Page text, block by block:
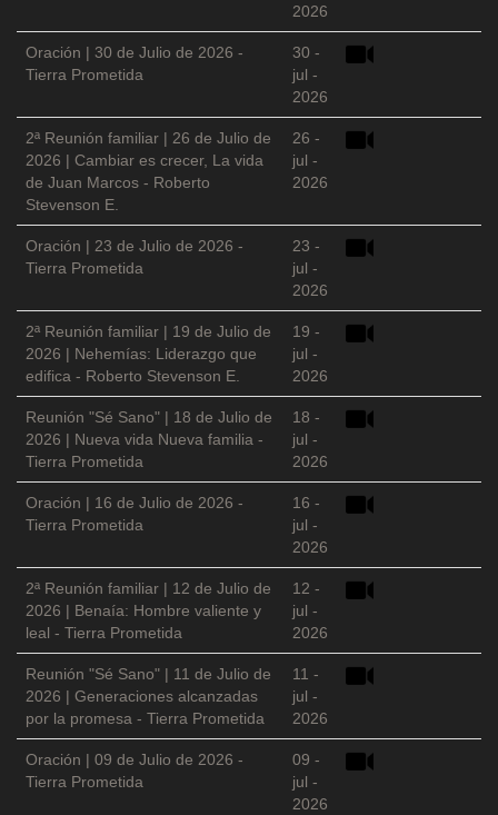
2026
Oración | 30 de Julio de 2026 -
Tierra Prometida
30 -
jul -
2026
2ª Reunión familiar | 26 de Julio de
2026 | Cambiar es crecer, La vida
de Juan Marcos - Roberto
Stevenson E.
26 -
jul -
2026
Oración | 23 de Julio de 2026 -
Tierra Prometida
23 -
jul -
2026
2ª Reunión familiar | 19 de Julio de
2026 | Nehemías: Liderazgo que
edifica - Roberto Stevenson E.
19 -
jul -
2026
Reunión "Sé Sano" | 18 de Julio de
2026 | Nueva vida Nueva familia -
Tierra Prometida
18 -
jul -
2026
Oración | 16 de Julio de 2026 -
Tierra Prometida
16 -
jul -
2026
2ª Reunión familiar | 12 de Julio de
2026 | Benaía: Hombre valiente y
leal - Tierra Prometida
12 -
jul -
2026
Reunión "Sé Sano" | 11 de Julio de
2026 | Generaciones alcanzadas
por la promesa - Tierra Prometida
11 -
jul -
2026
Oración | 09 de Julio de 2026 -
Tierra Prometida
09 -
jul -
2026